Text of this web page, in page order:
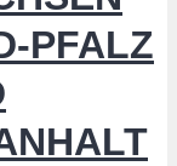
PFALZ